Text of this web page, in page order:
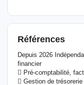
Références
Depuis 2026
financier
 Pré-comptabilité,
 Gestion de